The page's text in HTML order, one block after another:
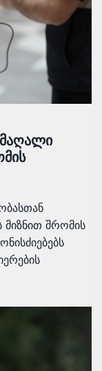
მაღალი
მიზნით შრომის